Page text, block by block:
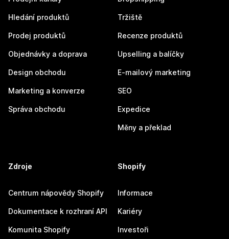
Hledání produktů
Prodej produktů
Objednávky a doprava
Design obchodu
Marketing a konverze
Správa obchodu
Tržiště
Recenze produktů
Upselling a balíčky
E-mailový marketing
SEO
Expedice
Měny a překlad
Zdroje
Centrum nápovědy Shopify
Dokumentace k rozhraní API
Komunita Shopify
Shopify
Informace
Kariéry
Investoři